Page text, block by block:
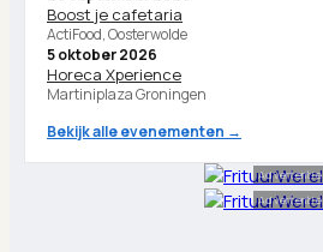
Boost je cafetaria
ActiFood, Oosterwolde
5 oktober 2026
Horeca Xperience
Martiniplaza Groningen
Bekijk alle evenementen →
Advertentie
Advertentie